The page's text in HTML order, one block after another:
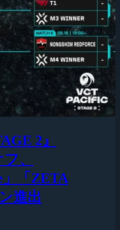
2』
、
」「ZETA
進出